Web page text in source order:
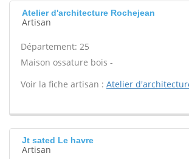
Atelier d'architecture Rochejean
Artisan
Département: 25
Maison ossature bois -
Voir la fiche artisan : Atelier
Jt sated Le havre
Artisan